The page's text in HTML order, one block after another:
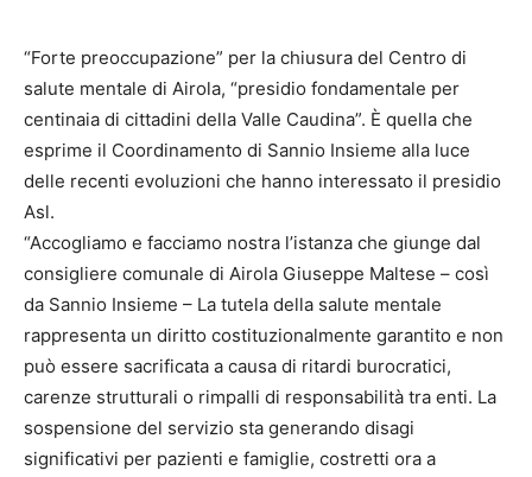
“Forte preoccupazione” per la chiusura del Centro di
salute mentale di Airola, “presidio fondamentale per
centinaia di cittadini della Valle Caudina”. È quella che
esprime il Coordinamento di Sannio Insieme alla luce
delle recenti evoluzioni che hanno interessato il presidio
Asl.
“Accogliamo e facciamo nostra l’istanza che giunge dal
consigliere comunale di Airola Giuseppe Maltese – così
da Sannio Insieme – La tutela della salute mentale
rappresenta un diritto costituzionalmente garantito e non
può essere sacrificata a causa di ritardi burocratici,
carenze strutturali o rimpalli di responsabilità tra enti. La
sospensione del servizio sta generando disagi
significativi per pazienti e famiglie, costretti ora a